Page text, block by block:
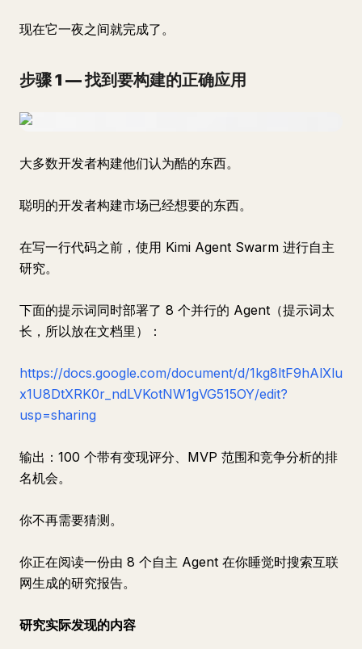
现在它一夜之间就完成了。
步骤 1 — 找到要构建的正确应用
大多数开发者构建他们认为酷的东西。
聪明的开发者构建市场已经想要的东西。
在写一行代码之前，使用 Kimi Agent Swarm 进行自主
研究。
下面的提示词同时部署了 8 个并行的 Agent（提示词太
长，所以放在文档里）：
https://docs.google.com/document/d/1kg8ltF9hAlXlu
x1U8DtXRK0r_ndLVKotNW1gVG515OY/edit?
usp=sharing
输出：100 个带有变现评分、MVP 范围和竞争分析的排
名机会。
你不再需要猜测。
你正在阅读一份由 8 个自主 Agent 在你睡觉时搜索互联
网生成的研究报告。
研究实际发现的内容